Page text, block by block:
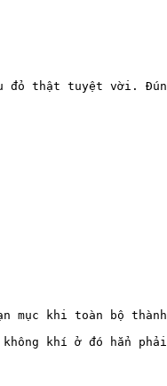
đỏ thật tuyệt vời.
mục khi toàn bộ thành
khí ở đó hẳn phải